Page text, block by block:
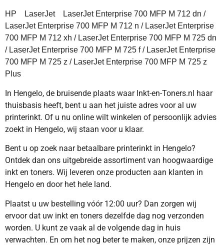
HP LaserJet LaserJet Enterprise 700 MFP M 712 dn /
LaserJet Enterprise 700 MFP M 712 n / LaserJet Enterprise
700 MFP M 712 xh / LaserJet Enterprise 700 MFP M 725 dn
/ LaserJet Enterprise 700 MFP M 725 f / LaserJet Enterprise
700 MFP M 725 z / LaserJet Enterprise 700 MFP M 725 z
Plus
In Hengelo, de bruisende plaats waar Inkt-en-Toners.nl haar
thuisbasis heeft, bent u aan het juiste adres voor al uw
printerinkt. Of u nu online wilt winkelen of persoonlijk advies
zoekt in Hengelo, wij staan voor u klaar.
Bent u op zoek naar betaalbare printerinkt in Hengelo?
Ontdek dan ons uitgebreide assortiment van hoogwaardige
inkt en toners. Wij leveren onze producten aan klanten in
Hengelo en door het hele land.
Plaatst u uw bestelling vóór 12:00 uur? Dan zorgen wij
ervoor dat uw inkt en toners dezelfde dag nog verzonden
worden. U kunt ze vaak al de volgende dag in huis
verwachten. En om het nog beter te maken, onze prijzen zijn